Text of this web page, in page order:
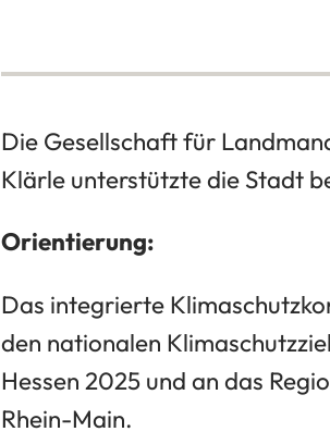
Die Gesellschaft für
Klärle unterstützte die Stadt
Orientierung:
Das integrierte
den nationalen
Hessen 2025 und an das
Rhein-Main.